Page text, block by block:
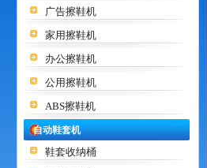
广告擦鞋机
家用擦鞋机
办公擦鞋机
公用擦鞋机
ABS擦鞋机
自动鞋套机
鞋套收纳桶